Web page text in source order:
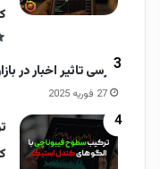
بررسی تاثیر اخبار در
27 فوریه 2025